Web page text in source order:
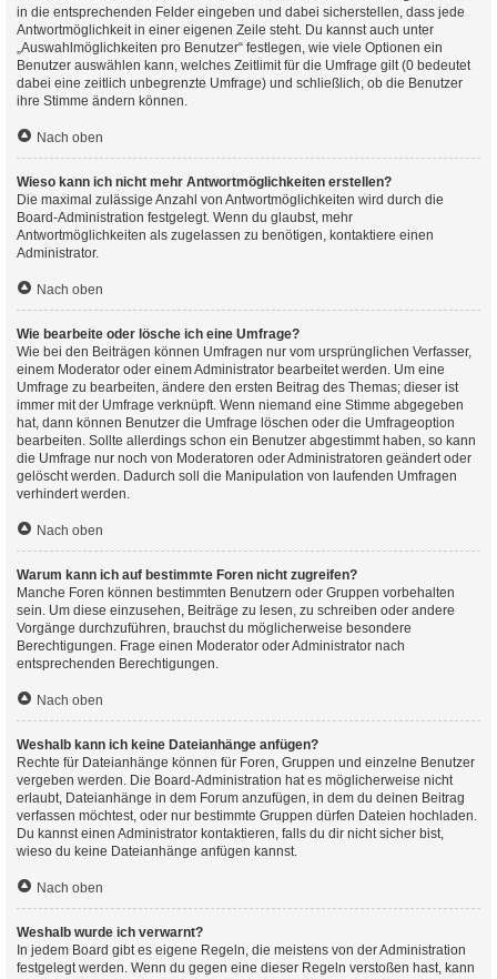
in die entsprechenden Felder eingeben und dabei sicherstellen, dass jede
Antwortmöglichkeit in einer eigenen Zeile steht. Du kannst auch unter
„Auswahlmöglichkeiten pro Benutzer“ festlegen, wie viele Optionen ein
Benutzer auswählen kann, welches Zeitlimit für die Umfrage gilt (0 bedeutet
dabei eine zeitlich unbegrenzte Umfrage) und schließlich, ob die Benutzer
ihre Stimme ändern können.
Nach oben
Wieso kann ich nicht mehr Antwortmöglichkeiten erstellen?
Die maximal zulässige Anzahl von Antwortmöglichkeiten wird durch die
Board-Administration festgelegt. Wenn du glaubst, mehr
Antwortmöglichkeiten als zugelassen zu benötigen, kontaktiere einen
Administrator.
Nach oben
Wie bearbeite oder lösche ich eine Umfrage?
Wie bei den Beiträgen können Umfragen nur vom ursprünglichen Verfasser,
einem Moderator oder einem Administrator bearbeitet werden. Um eine
Umfrage zu bearbeiten, ändere den ersten Beitrag des Themas; dieser ist
immer mit der Umfrage verknüpft. Wenn niemand eine Stimme abgegeben
hat, dann können Benutzer die Umfrage löschen oder die Umfrageoption
bearbeiten. Sollte allerdings schon ein Benutzer abgestimmt haben, so kann
die Umfrage nur noch von Moderatoren oder Administratoren geändert oder
gelöscht werden. Dadurch soll die Manipulation von laufenden Umfragen
verhindert werden.
Nach oben
Warum kann ich auf bestimmte Foren nicht zugreifen?
Manche Foren können bestimmten Benutzern oder Gruppen vorbehalten
sein. Um diese einzusehen, Beiträge zu lesen, zu schreiben oder andere
Vorgänge durchzuführen, brauchst du möglicherweise besondere
Berechtigungen. Frage einen Moderator oder Administrator nach
entsprechenden Berechtigungen.
Nach oben
Weshalb kann ich keine Dateianhänge anfügen?
Rechte für Dateianhänge können für Foren, Gruppen und einzelne Benutzer
vergeben werden. Die Board-Administration hat es möglicherweise nicht
erlaubt, Dateianhänge in dem Forum anzufügen, in dem du deinen Beitrag
verfassen möchtest, oder nur bestimmte Gruppen dürfen Dateien hochladen.
Du kannst einen Administrator kontaktieren, falls du dir nicht sicher bist,
wieso du keine Dateianhänge anfügen kannst.
Nach oben
Weshalb wurde ich verwarnt?
In jedem Board gibt es eigene Regeln, die meistens von der Administration
festgelegt werden. Wenn du gegen eine dieser Regeln verstoßen hast, kann